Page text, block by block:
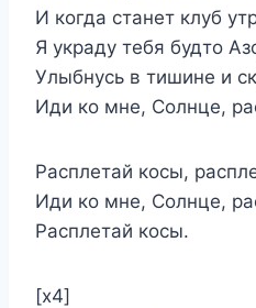
И когда станет клуб
Я украду тебя будто
Улыбнусь в тишине и
Иди ко мне, Солнце,
Расплетай косы,
Иди ко мне, Солнце,
Расплетай косы.
[x4]